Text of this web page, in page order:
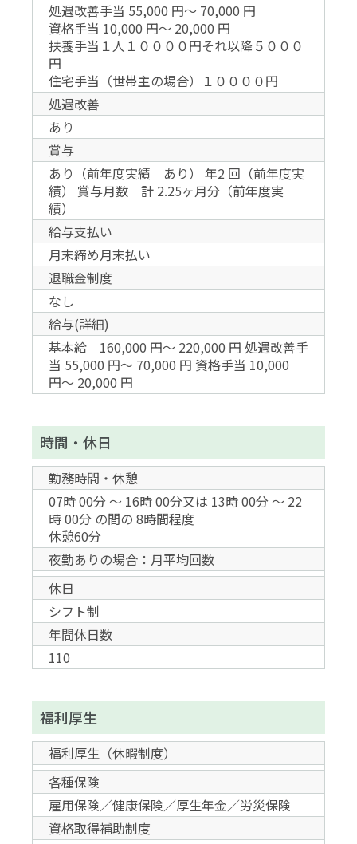
処遇改善手当 55,000 円〜 70,000 円
資格手当 10,000 円〜 20,000 円
扶養手当１人１００００円それ以降５０００
円
住宅手当（世帯主の場合）１００００円
処遇改善
あり
賞与
あり（前年度実績 あり） 年2 回（前年度実
績） 賞与月数 計 2.25ヶ月分（前年度実
績）
給与支払い
月末締め月末払い
退職金制度
なし
給与(詳細)
基本給 160,000 円〜 220,000 円 処遇改善手
当 55,000 円〜 70,000 円 資格手当 10,000
円〜 20,000 円
時間・休日
勤務時間・休憩
07時 00分 〜 16時 00分又は 13時 00分 〜 22
時 00分 の間の 8時間程度
休憩60分
夜勤ありの場合：月平均回数
休日
シフト制
年間休日数
110
福利厚生
福利厚生（休暇制度）
各種保険
雇用保険／健康保険／厚生年金／労災保険
資格取得補助制度